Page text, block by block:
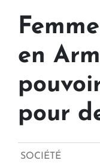
en
pour
SOCIÉTÉ